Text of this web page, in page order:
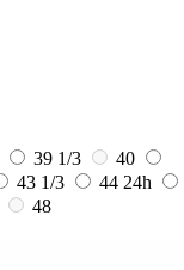
39 1/3
40
43 1/3 44 24h
48